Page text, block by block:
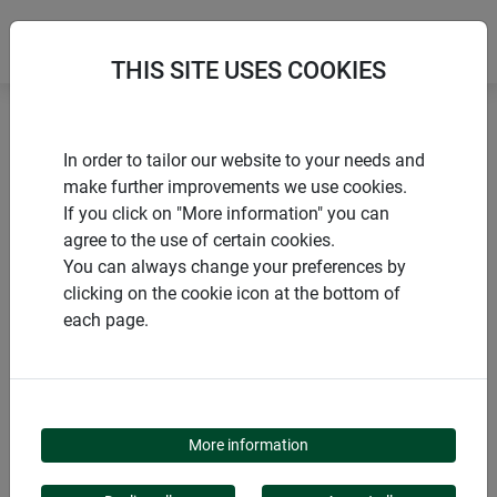
Accueil
Autres protections d’hivernage
Tente de protection hivernale Yukon
PRODUITS
TENTE DE
PROTECTION
THIS SITE USES COOKIES
In order to tailor our website to your needs and
make further improvements we use cookies.
If you click on "More information" you can
agree to the use of certain cookies.
You can always change your preferences by
clicking on the cookie icon at the bottom of
each page.
More information